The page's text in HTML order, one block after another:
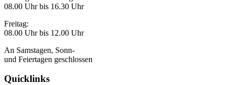
08.00 Uhr bis 16.30 Uhr
Freitag:
08.00 Uhr bis 12.00 Uhr
An Samstagen, Sonn-
und Feiertagen geschlossen
Quicklinks